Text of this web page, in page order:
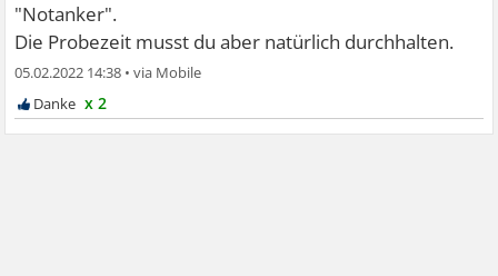
"Notanker".
Die Probezeit musst du aber natürlich durchhalten.
05.02.2022 14:38 •
x 2